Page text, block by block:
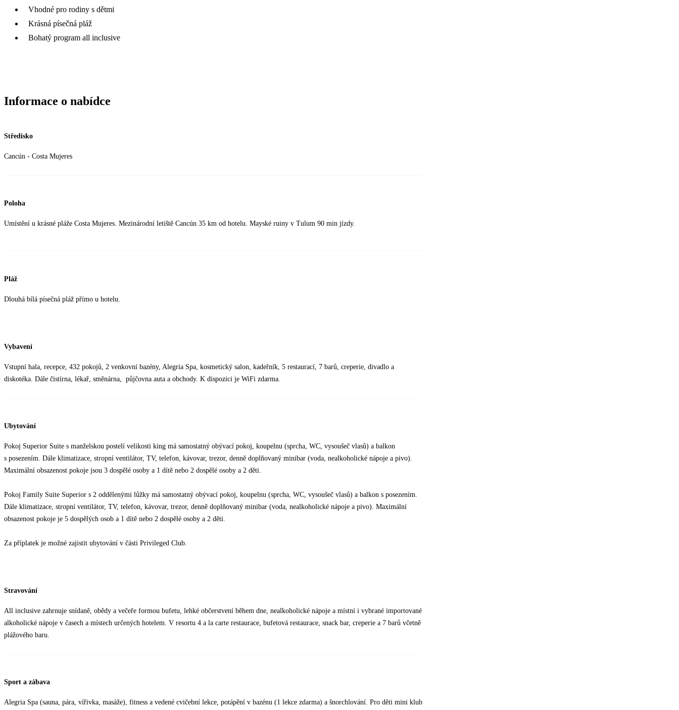
Vhodné pro rodiny s dětmi
Krásná písečná pláž
Bohatý program all inclusive
Informace o nabídce
Středisko
Cancún - Costa Mujeres
Poloha
Umístění u krásné pláže Costa Mujeres. Mezinárodní letiště Cancún 35 km od hotelu. Mayské ruiny v Tulum 90 min jízdy.
Pláž
Dlouhá bílá písečná pláž přímo u hotelu.
Vybavení
Vstupní hala, recepce, 432 pokojů, 2 venkovní bazény, Alegria Spa, kosmetický salon, kadeřník, 5 restaurací, 7 barů, creperie, divadlo a
diskotéka. Dále čistírna, lékař, směnárna, půjčovna auta a obchody. K dispozici je WiFi zdarma.
Ubytování
Pokoj Superior Suite s manželskou postelí velikosti king má samostatný obývací pokoj, koupelnu (sprcha, WC, vysoušeč vlasů) a balkon
s posezením. Dále klimatizace, stropní ventilátor, TV, telefon, kávovar, trezor, denně doplňovaný minibar (voda, nealkoholické nápoje a pivo).
Maximální obsazenost pokoje jsou 3 dospělé osoby a 1 dítě nebo 2 dospělé osoby a 2 děti.
Pokoj Family Suite Superior s 2 oddělenými lůžky má samostatný obývací pokoj, koupelnu (sprcha, WC, vysoušeč vlasů) a balkon s posezením.
Dále klimatizace, stropní ventilátor, TV, telefon, kávovar, trezor, denně doplňovaný minibar (voda, nealkoholické nápoje a pivo). Maximální
obsazenost pokoje je 5 dospělých osob a 1 dítě nebo 2 dospělé osoby a 2 děti.
Za příplatek je možné zajistit ubytování v části Privileged Club.
Stravování
All inclusive zahrnuje snídaně, obědy a večeře formou bufetu, lehké občerstvení během dne, nealkoholické nápoje a místní i vybrané importované
alkoholické nápoje v časech a místech určených hotelem. V resortu 4 a la carte restaurace, bufetová restaurace, snack bar, creperie a 7 barů včetně
plážového baru.
Sport a zábava
Alegria Spa (sauna, pára, vířivka, masáže), fitness a vedené cvičební lekce, potápění v bazénu (1 lekce zdarma) a šnorchlování. Pro děti mini klub